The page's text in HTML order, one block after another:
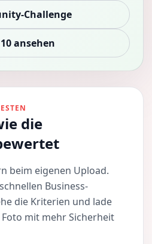
Challenge
ansehen
die
beim eigenen Upload.
Business-
die Kriterien und lade
mit mehr Sicherheit